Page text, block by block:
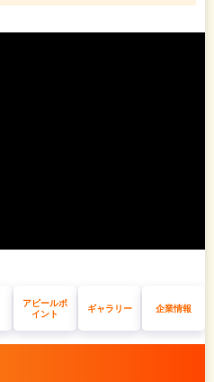
アピールポ
イント
ギャラリー 企業情報